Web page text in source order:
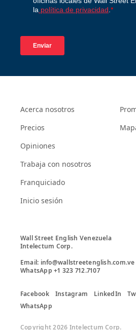
Acerca nosotros
Precios
Opiniones
Trabaja con nosotros
Franquiciado
Inicio sesión
Wall Street English Venezuela
Intelectum Corp.
Email: info@wallstreetenglish.com.ve
WhatsApp +1 323 712.7107
Facebook Instagram LinkedIn
WhatsApp
Copyright 2026 Intelectum Corp.